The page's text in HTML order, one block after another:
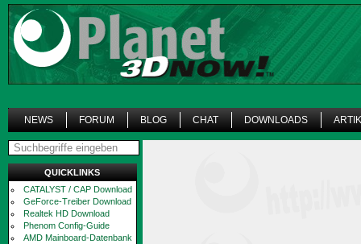
NEWS FORUM BLOG CHAT DOWNLOADS
QUICKLINKS
CATALYST / CAP Download
GeForce-Treiber Download
Realtek HD Download
Phenom Config-Guide
AMD Mainboard-Datenbank